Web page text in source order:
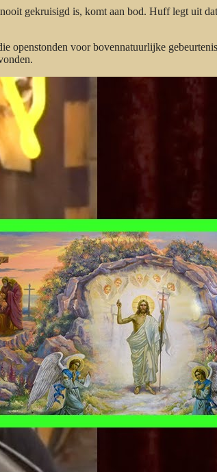
gekruisigd is, komt aan bod. Huff legt uit
openstonden voor bovennatuurlijke